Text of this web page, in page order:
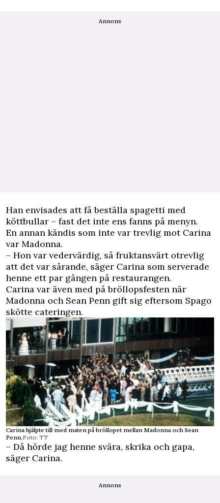
Annons
Han envisades att få beställa spagetti med
köttbullar – fast det inte ens fanns på menyn.
En annan kändis som inte var trevlig mot Carina
var Madonna.
– Hon var vedervärdig, så fruktansvärt otrevlig
att det var sårande, säger Carina som serverade
henne ett par gången på restaurangen.
Carina var även med på bröllopsfesten när
Madonna och Sean Penn gift sig eftersom Spago
skötte cateringen.
Carina hjälpte till med maten på bröllopet mellan Madonna och Sean
Penn.Foto: TT
– Då hörde jag henne svära, skrika och gapa,
säger Carina.
Annons